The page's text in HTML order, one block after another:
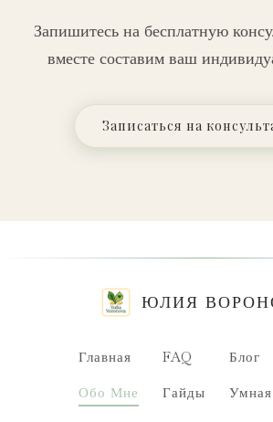
Запишитесь на бесплатную
вместе составим ваш
Записаться на
ЮЛИЯ
Главная
Обо Мне
FAQ
Гайды
Блог
Умная